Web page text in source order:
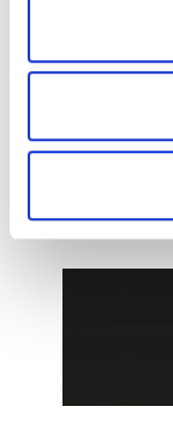
Euskal